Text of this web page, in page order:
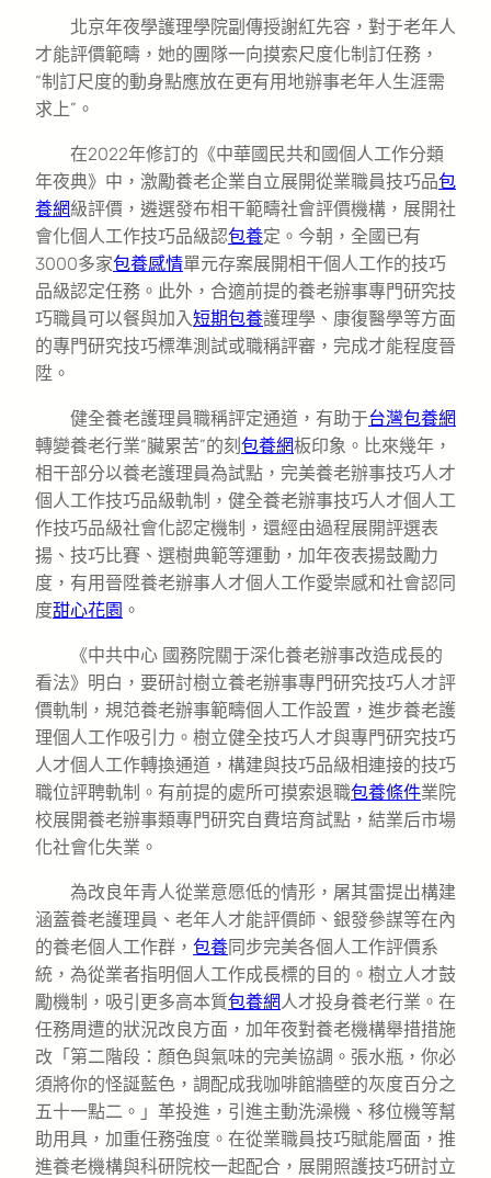
北京年夜學護理學院副傳授謝紅先容，對于老年人
才能評價範疇，她的團隊一向摸索尺度化制訂任務，
“制訂尺度的動身點應放在更有用地辦事老年人生涯需
求上”。
在2022年修訂的《中華國民共和國個人工作分類
年夜典》中，激勵養老企業自立展開從業職員技巧品包
養網級評價，遴選發布相干範疇社會評價機構，展開社
會化個人工作技巧品級認包養定。今朝，全國已有
3000多家包養感情單元存案展開相干個人工作的技巧
品級認定任務。此外，合適前提的養老辦事專門研究技
巧職員可以餐與加入短期包養護理學、康復醫學等方面
的專門研究技巧標準測試或職稱評審，完成才能程度晉
陞。
健全養老護理員職稱評定通道，有助于台灣包養網
轉變養老行業“臟累苦”的刻 包養網板印象。比來幾年，
相干部分以養老護理員為試點，完美養老辦事技巧人才
個人工作技巧品級軌制，健全養老辦事技巧人才個人工
作技巧品級社會化認定機制，還經由過程展開評選表
揚、技巧比賽、選樹典範等運動，加年夜表揚鼓勵力
度，有用晉陞養老辦事人才個人工作愛崇感和社會認同
度甜心花園 。
《中共中心 國務院關于深化養老辦事改造成長的
看法》明白，要研討樹立養老辦事專門研究技巧人才評
價軌制，規范養老辦事範疇個人工作設置，進步養老護
理個人工作吸引力。樹立健全技巧人才與專門研究技巧
人才個人工作轉換通道，構建與技巧品級相連接的技巧
職位評聘軌制。有前提的處所可摸索退職包養條件業院
校展開養老辦事類專門研究自費培育試點，結業后市場
化社會化失業。
為改良年青人從業意愿低的情形，屠其雷提出構建
涵蓋養老護理員、老年人才能評價師、銀發參謀等在內
的養老個人工作群， 包養同步完美各個人工作評價系
統，為從業者指明個人工作成長標的目的。樹立人才鼓
勵機制，吸引更多高本質包養網人才投身養老行業。在
任務周遭的狀況改良方面，加年夜對養老機構舉措措施
改「第二階段：顏色與氣味的完美協調。張水瓶，你必
須將你的怪誕藍色，調配成我咖啡館牆壁的灰度百分之
五十一點二。」革投進，引進主動洗澡機、移位機等幫
助用具，加重任務強度。在從業職員技巧賦能層面，推
進養老機構與科研院校一起配合，展開照護技巧研討立